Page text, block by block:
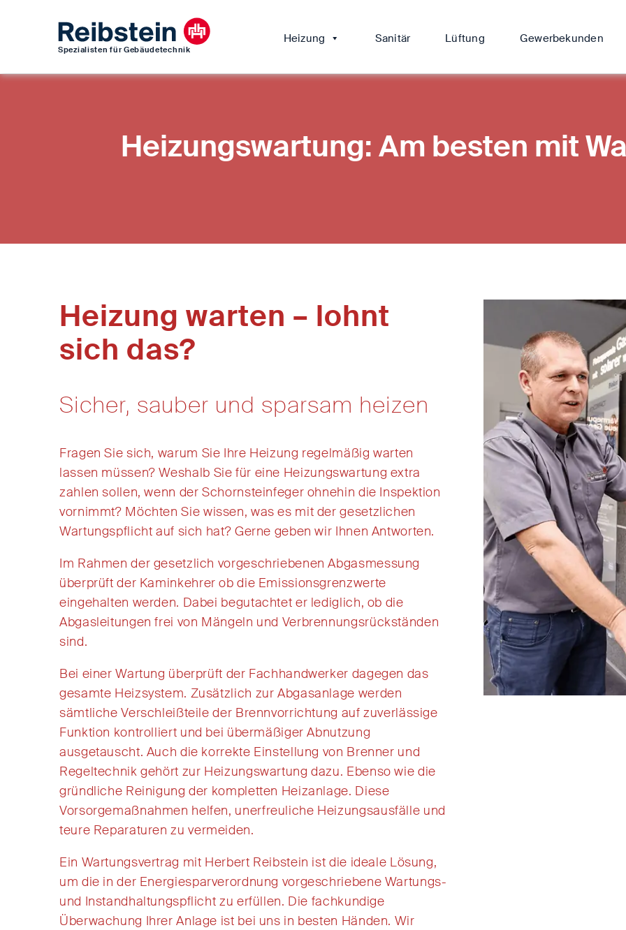
Spezialisten für Gebäudetechnik
Heizung Sanitär Lüftung Gewerbekunden
Heizungswartung: Am besten mit
Heizung warten – lohnt
sich das?
Sicher, sauber und sparsam heizen
Fragen Sie sich, warum Sie Ihre Heizung regelmäßig warten
lassen müssen? Weshalb Sie für eine Heizungswartung extra
zahlen sollen, wenn der Schornsteinfeger ohnehin die Inspektion
vornimmt? Möchten Sie wissen, was es mit der gesetzlichen
Wartungspflicht auf sich hat? Gerne geben wir Ihnen Antworten.
Im Rahmen der gesetzlich vorgeschriebenen Abgasmessung
überprüft der Kaminkehrerob die Emissionsgrenzwerte
eingehalten werden. Dabei begutachtet er lediglich, ob die
Abgasleitungen frei von Mängeln und Verbrennungsrückständen
sind.
Bei einer Wartung überprüft der Fachhandwerker dagegen das
gesamte Heizsystem. Zusätzlich zur Abgasanlage werden
sämtliche Verschleißteile der Brennvorrichtung auf zuverlässige
Funktion kontrolliert und bei übermäßiger Abnutzung
ausgetauscht. Auch die korrekte Einstellung von Brenner und
Regeltechnik gehört zur Heizungswartung dazu. Ebenso wie die
gründliche Reinigung der kompletten Heizanlage. Diese
Vorsorgemaßnahmen helfen, unerfreuliche Heizungsausfälle und
teure Reparaturenzu vermeiden.
Ein Wartungsvertrag mit Herbert Reibstein ist die ideale Lösung,
um die in der Energiesparverordnung vorgeschriebene Wartungs-
und Instandhaltungspflicht zu erfüllen. Die fachkundige
Überwachung Ihrer Anlage ist bei uns in besten Händen. Wir